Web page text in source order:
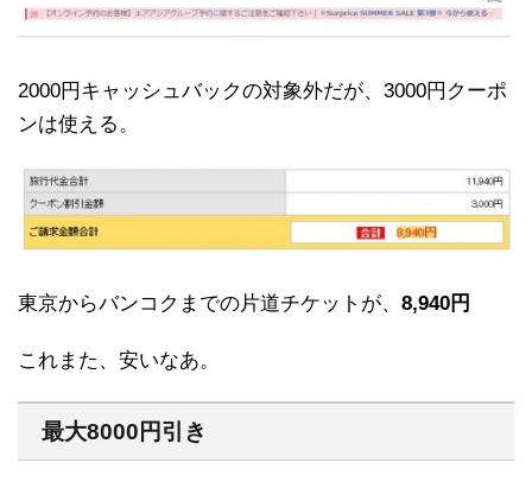
2000円キャッシュバックの対象外だが、3000円クーポ
ンは使える。
東京からバンコクまでの片道チケットが、 8,940円
これまた、安いなあ。
最大8000円引き